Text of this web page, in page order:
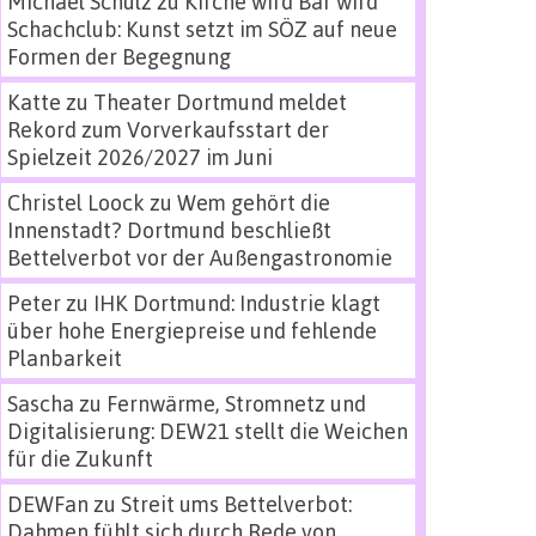
Schachclub: Kunst setzt im SÖZ auf neue
Formen der Begegnung
Katte zu Theater Dortmund meldet
Rekord zum Vorverkaufsstart der
Spielzeit 2026/2027 im Juni
Christel Loock zu Wem gehört die
Innenstadt? Dortmund beschließt
Bettelverbot vor der Außengastronomie
Peterzu IHK Dortmund: Industrie klagt
über hohe Energiepreise und fehlende
Planbarkeit
Sascha zu Fernwärme, Stromnetz und
Digitalisierung: DEW21 stellt die Weichen
für die Zukunft
DEWFan zu Streit ums Bettelverbot: